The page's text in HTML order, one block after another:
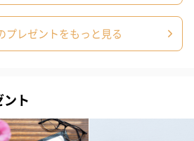
ダンボール装飾（チュ
ダンボール装
イトピンク×
ト）（580円）
届けします。
プレゼントをもっと見る
ト